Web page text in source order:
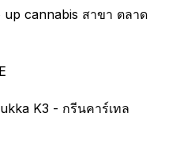
cannabis สาขา ตลาด
K3 - กรีนคาร์เทล